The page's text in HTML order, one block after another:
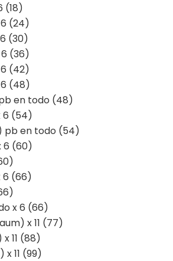
(18)
(24)
(30)
(36)
(42)
(48)
en todo (48)
6 (54)
pb en todo (54)
6 (60)
6 (66)
x 6 (66)
x 11 (77)
11 (88)
11 (99)